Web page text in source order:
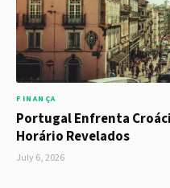
FINANÇA
Portugal Enfrenta
Horário Revelados
July 6, 2026